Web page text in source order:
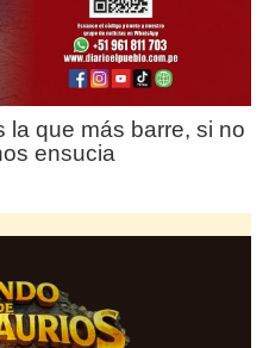
la que más barre, si no
ensucia